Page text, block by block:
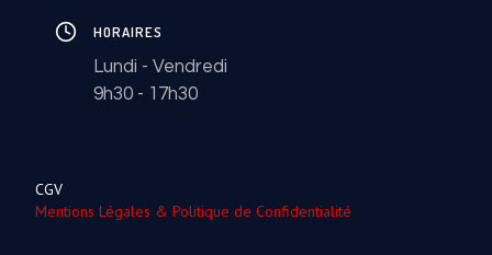
HORAIRES
Lundi - Vendredi
9h30 - 17h30
CGV
Mentions Légales & Politique de Confidentialité